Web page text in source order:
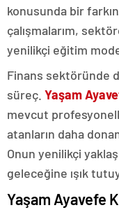
konusunda bir
çalışmalarım,
yenilikçi eğitim
Finans sektöründe
süreç. Yaşam
mevcut
atanların daha
Onun yenilikçi
geleceğine ışık
Yaşam Ayavefe